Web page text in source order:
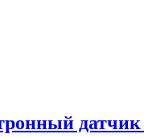
датчик